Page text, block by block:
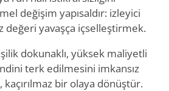
değişim yapısaldır: izleyici
değeri yavaşça içselleştirmek.
dokunaklı, yüksek maliyetli
terk edilmesini imkansız
kaçırılmaz bir olaya dönüştür.